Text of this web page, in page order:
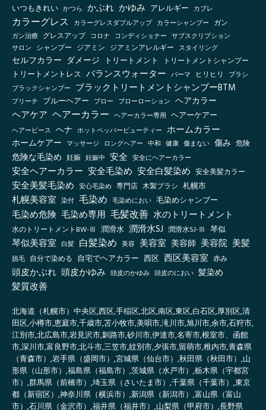
いつもきれい かつら かぶれ かゆみ アレルギー カブレ
カラーグレス カラーグレスダブルアップ カラーシャンプー ガン
ガン治療 グレスアップ コロナ コンディショナー サブスクリプション
サロン シャンプー ジアミン ジアミンアレルギー スタイリング
セルフカラー ダメージ トリートメント
トリートメントシャンプー
トリートメントレス バランスウォーター パーマ ヒリヒリ ブラシ
ブラックシャンプー ブラックトリートメントシャンプーBTM
ブリーチ ブルーヘアー ブロー ブローローション ヘアカラー
ヘアケア ヘアーカラー ヘアーカラー専用 ヘアーケアー
ヘアーピース ヘナ ホットペッパービューティー ホームカラー
ホームケアー マッサージ ロングヘアー 中和 健康 傷まない 傷み 危険
危険な毛染め 妊娠 妊娠中 安全 安全にヘアーカラー
安全ヘアーカラー 安全毛染め 安全白髪染め 安全美髪カラー
安全美髪毛染め 安心毛染め 専門店 木製ブラシ 札幌市
札幌美容室 染付 毛染め 毛染めにおい 毛染めシャンプー
毛染め危険 毛染め専用 毛髪改善 水のトリートメント
水のトリートメントBW-Ⅲ 潤滑水 潤滑水SJ 潤滑水SJ-Ⅲ 琴似
琴似美容室 白髪 白髪染め 美容 美容室 美容師 美容院 美髪
脱毛 自分で染める 自宅でヘアカラー 西区 西区美容室 赤み
頭皮かぶれ 頭皮かゆみ 頭皮のかゆみ 頭皮のにおい 髪染め
髪質改善
北海道（札幌市）中央区,西区,手稲区,北区,南区,東区,白石区,厚別区,清
田区,小樽市,恵庭市,千歳市,苫小牧市,美唄市,滝川市,旭川市,余市,石狩市,
江別市,北広島市,岩見沢市,釧路市,砂川市,伊達市,名寄市,根室市、函館
市,深川市,富良野市,北斗市,三笠市,紋別市,夕張市,留萌市,稚内市,青森県
（青森市）,岩手県（盛岡市）,宮城県（仙台市）,秋田県（秋田市）,山
形県（山形市）,福島県（福島市）,茨城県（水戸市）,栃木県（宇都宮
市）,群馬県（前橋市）,埼玉県（さいたま市）,千葉県（千葉市）,東京
都（新宿区）,神奈川県（横浜市）,新潟県（新潟市）,富山県（富山
市）,石川県（金沢市）,福井県（福井市）,山梨県（甲府市）,長野県